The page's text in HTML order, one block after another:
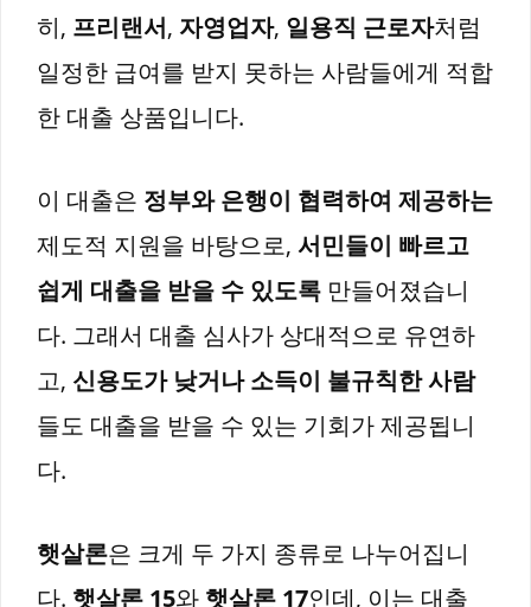
히, 프리랜서, 자영업자, 일용직 근로자처럼
일정한 급여를 받지 못하는 사람들에게 적합
한 대출 상품입니다.
이 대출은 정부와 은행이 협력하여 제공하는
제도적 지원을 바탕으로, 서민들이 빠르고
쉽게 대출을 받을 수 있도록 만들어졌습니
다. 그래서 대출 심사가 상대적으로 유연하
고, 신용도가 낮거나 소득이 불규칙한 사람
들도 대출을 받을 수 있는 기회가 제공됩니
다.
햇살론은 크게 두 가지 종류로 나누어집니
다. 햇살론 15와 햇살론 17인데, 이는 대출